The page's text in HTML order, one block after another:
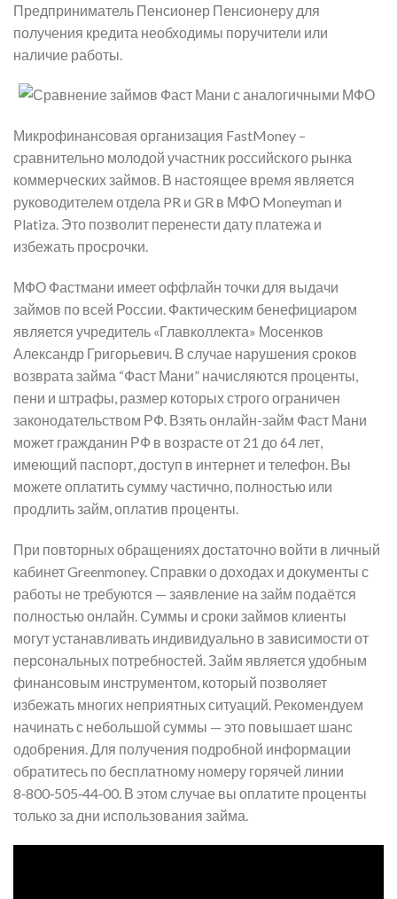
Предприниматель Пенсионер Пенсионеру для
получения кредита необходимы поручители или
наличие работы.
Микрофинансовая организация FastMoney –
сравнительно молодой участник российского рынка
коммерческих займов. В настоящее время является
руководителем отдела PR и GR в МФО Moneyman и
Platiza. Это позволит перенести дату платежа и
избежать просрочки.
МФО Фастмани имеет оффлайн точки для выдачи
займов по всей России. Фактическим бенефициаром
является учредитель «Главколлекта» Мосенков
Александр Григорьевич. В случае нарушения сроков
возврата займа “Фаст Мани” начисляются проценты,
пени и штрафы, размер которых строго ограничен
законодательством РФ. Взять онлайн-займ Фаст Мани
может гражданин РФ в возрасте от 21 до 64 лет,
имеющий паспорт, доступ в интернет и телефон. Вы
можете оплатить сумму частично, полностью или
продлить займ, оплатив проценты.
При повторных обращениях достаточно войти в личный
кабинет Greenmoney. Справки о доходах и документы с
работы не требуются — заявление на займ подаётся
полностью онлайн. Суммы и сроки займов клиенты
могут устанавливать индивидуально в зависимости от
персональных потребностей. Займ является удобным
финансовым инструментом, который позволяет
избежать многих неприятных ситуаций. Рекомендуем
начинать с небольшой суммы — это повышает шанс
одобрения. Для получения подробной информации
обратитесь по бесплатному номеру горячей линии
8‑800‑505‑44‑00. В этом случае вы оплатите проценты
только за дни использования займа.